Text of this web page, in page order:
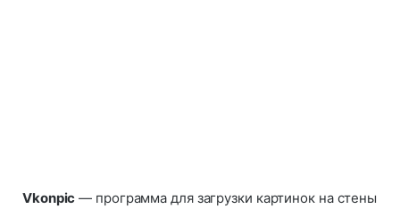
Vkonpic — программа для загрузки картинок на стены